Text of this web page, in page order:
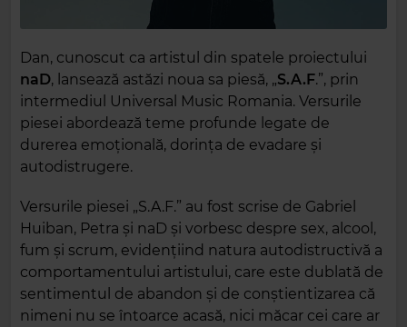
Dan, cunoscut ca artistul din spatele proiectului
naD, lansează astăzi noua sa piesă, „S.A.F.”, prin
intermediul Universal Music Romania. Versurile
piesei abordează teme profunde legate de
durerea emoțională, dorința de evadare și
autodistrugere.
Versurile piesei „S.A.F.” au fost scrise de Gabriel
Huiban, Petra și naD și vorbesc despre sex, alcool,
fum și scrum, evidențiind natura autodistructivă a
comportamentului artistului, care este dublată de
sentimentul de abandon și de conștientizarea că
nimeni nu se întoarce acasă, nici măcar cei care ar